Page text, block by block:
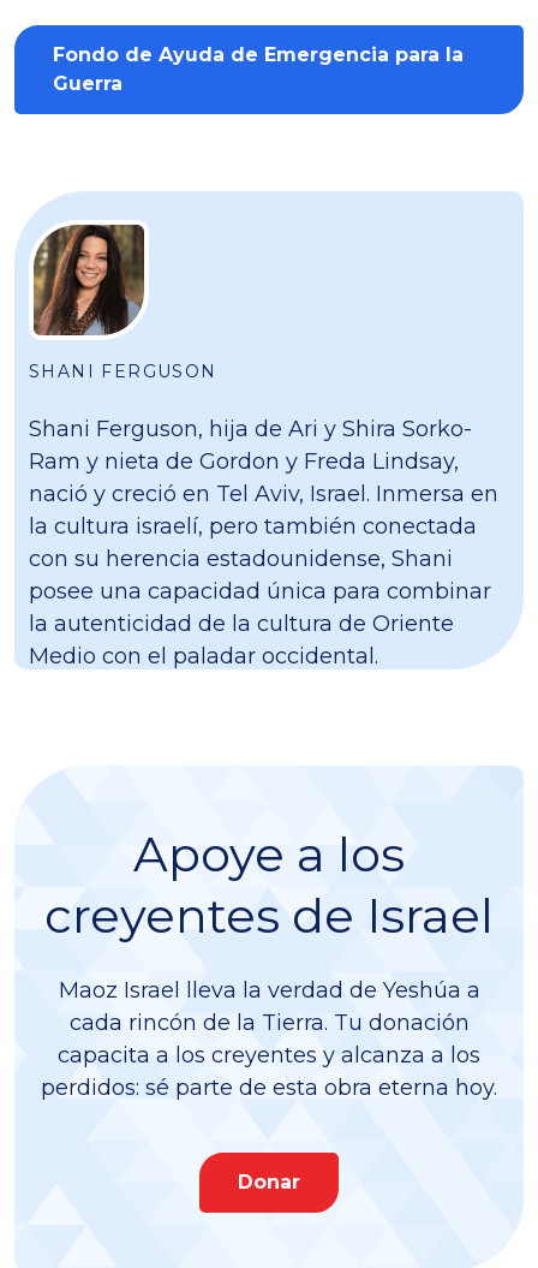
Fondo de Ayuda de Emergencia para la
Guerra
SHANI FERGUSON
Shani Ferguson, hija de Ari y Shira Sorko-
Ram y nieta de Gordon y Freda Lindsay,
nació y creció en Tel Aviv, Israel. Inmersa en
la cultura israelí, pero también conectada
con su herencia estadounidense, Shani
posee una capacidad única para combinar
la autenticidad de la cultura de Oriente
Medio con el paladar occidental.
Apoye a los
creyentes de Israel
Maoz Israel lleva la verdad de Yeshúa a
cada rincón de la Tierra. Tu donación
capacita a los creyentes y alcanza a los
perdidos: sé parte de esta obra eterna hoy.
Donar